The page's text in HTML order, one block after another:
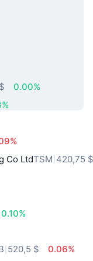
0.00%
Co LtdTSM 420,75
0.10%
520,5 $
0.06%